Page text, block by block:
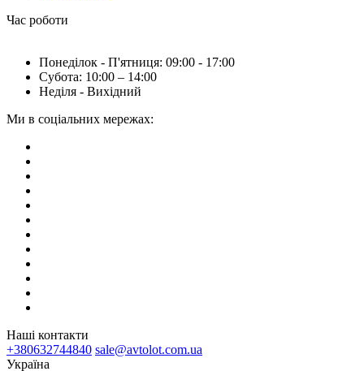
Час роботи
Понеділок - П'ятниця: 09:00 - 17:00
Субота: 10:00 – 14:00
Неділя - Вихідний
Ми в соціальних мережах:
Наші контакти
+380632744840 sale@avtolot.com.ua
Українa